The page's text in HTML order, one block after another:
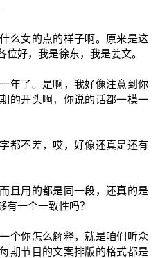
么女的点的样子啊。原来是这
好，我是徐东，我是姜文。
年了。是啊，我好像注意到你
的开头啊，你说的话都一模一
都不差，哎，好像还真是还有
且用的都是同一段，还真的是
有一个一致性吗？
个你怎么解释，就是咱们听众
期节目的文案排版的格式都是